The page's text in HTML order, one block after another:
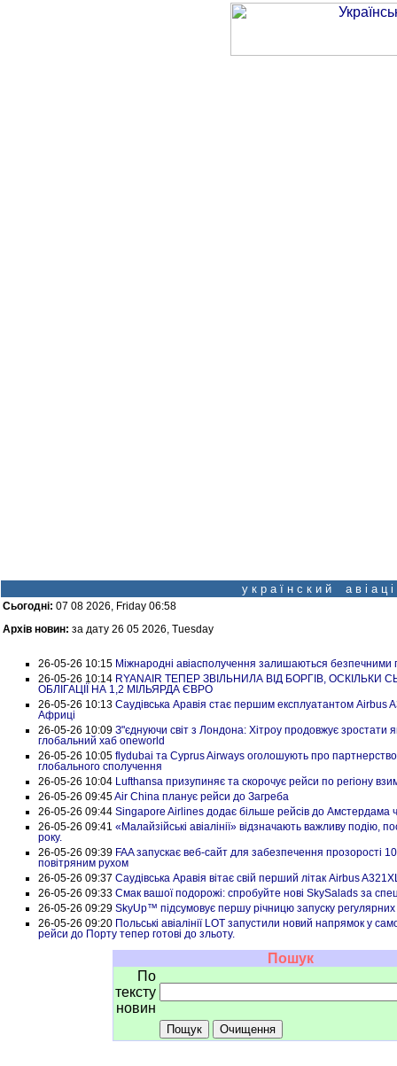
у к р а ї н с к и й а в і а
Сьогодні: 07 08 2026, Friday 06:58
Архів новин: за дату 26 05 2026, Tuesday
26-05-26 10:15 Міжнародні авіасполучення залишаються безпечними
26-05-26 10:14 RYANAIR ТЕПЕР ЗВІЛЬНИЛА ВІД БОРГІВ,
ОБЛІГАЦІЇ НА 1,2 МІЛЬЯРДА ЄВРО
26-05-26 10:13 Саудівська Аравія стає першим експлуатантом Airbus
Африці
26-05-26 10:09 З"єднуючи світ з Лондона: Хітроу продовжує зростати
глобальний хаб oneworld
26-05-26 10:05 flydubai та Cyprus Airways оголошують про
глобального сполучення
26-05-26 10:04 Lufthansa призупиняє та скорочує рейси по регіону
26-05-26 09:45Air China планує рейси до Загреба
26-05-26 09:44 Singapore Airlines додає більше рейсів до Амстердама
26-05-26 09:41 «Малайзійські авіалінії» відзначають важливу подію,
року.
26-05-26 09:39 FAA запускає веб-сайт для забезпечення прозорості
повітряним рухом
26-05-26 09:37 Саудівська Аравія вітає свій перший літак Airbus
26-05-26 09:33 Смак вашої подорожі: спробуйте нові SkySalads за
26-05-26 09:29 SkyUp™ підсумовує першу річницю запуску регулярних
26-05-26 09:20 Польські авіалінії LOT запустили новий напрямок у
рейси до Порту тепер готові до зльоту.
Пошук
По
тексту
новин